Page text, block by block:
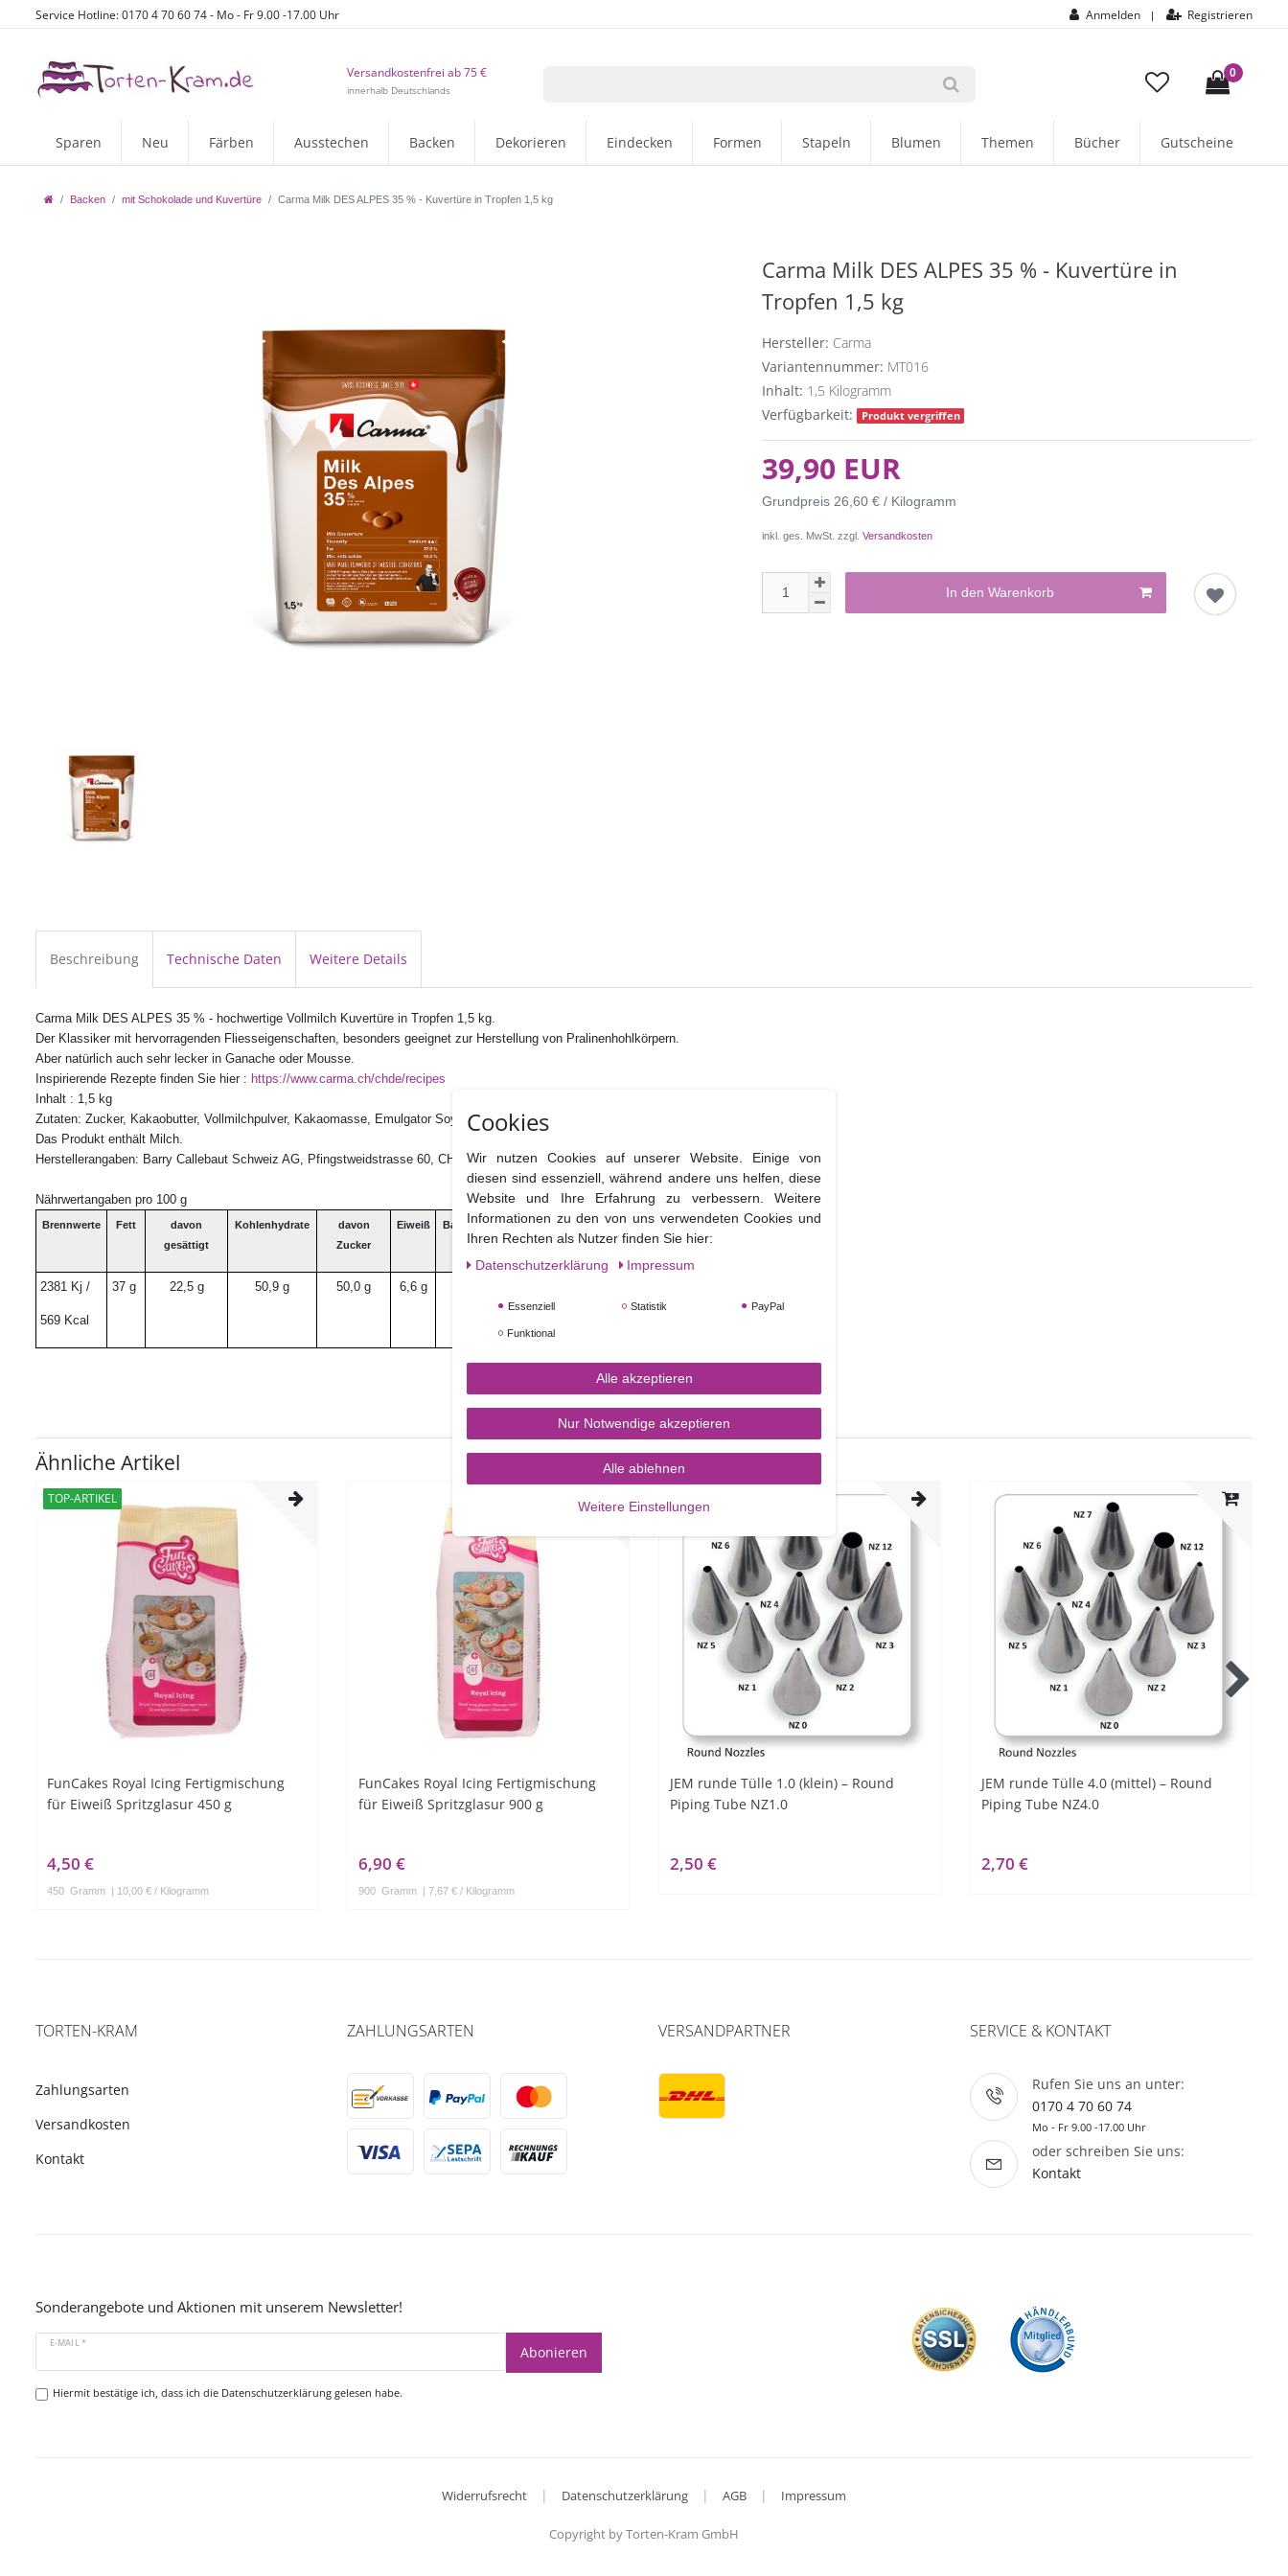
Service Hotline: 0170 4 70 60 74 - Mo - Fr 9.00 -17.00 Uhr Anmelden | Registrieren
Versandkostenfrei ab 75 €
innerhalb Deutschlands
0
Sparen Neu Färben Ausstechen Backen Dekorieren Eindecken Formen Stapeln Blumen Themen Bücher Gutscheine
Backen mit Schokolade und Kuvertüre Carma Milk DES ALPES 35 % - Kuvertüre in Tropfen 1,5 kg
Carma Milk DES ALPES 35 % - Kuvertüre in
Tropfen 1,5 kg
Hersteller: Carma
Variantennummer: MT016
Inhalt: 1,5 Kilogramm
Verfügbarkeit:
Produkt vergriffen
39,90 EUR
Grundpreis 26,60 € / Kilogramm
inkl. ges. MwSt. zzgl.Versandkosten
In den Warenkorb
Beschreibung Technische Daten Weitere Details
Carma Milk DES ALPES 35 % - hochwertige Vollmilch Kuvertüre in Tropfen 1,5 kg.
Der Klassiker mit hervorragenden Fliesseigenschaften, besonders geeignet zur Herstellung von Pralinenhohlkörpern.
Aber natürlich auch sehr lecker in Ganache oder Mousse.
Inspirierende Rezepte finden Sie hier : https://www.carma.ch/chde/recipes
Inhalt : 1,5 kg
Zutaten: Zucker, Kakaobutter, Vollmilchpulver, Kakaomasse, Emulgator Soyalecithin, Natürliches Vanillearoma
Das Produkt enthält Milch.
Herstellerangaben: Barry Callebaut Schweiz AG, Pfingstweidstrasse 60, CH-8005 Zürich
Nährwertangaben pro 100 g
Brennwerte Fett
davon
gesättigt
Kohlenhydrate
davon
Zucker
Eiweiß Ballaststoffe Salz
2381 Kj /
569 Kcal
37 g 22,5 g 50,9 g 50,0 g 6,6 g
Ähnliche Artikel
TOP-ARTIKEL
FunCakes Royal Icing Fertigmischung
für Eiweiß Spritzglasur 450 g
4,50 €
450 Gramm | 10,00 € / Kilogramm
FunCakes Royal Icing Fertigmischung
für Eiweiß Spritzglasur 900 g
6,90 €
900 Gramm | 7,67 € / Kilogramm
JEM runde Tülle 1.0 (klein) – Round
Piping Tube NZ1.0
2,50 €
JEM runde Tülle 4.0 (mittel) – Round
Piping Tube NZ4.0
2,70 €
TORTEN-KRAM
Zahlungsarten
Versandkosten
Kontakt
ZAHLUNGSARTEN VERSANDPARTNER SERVICE & KONTAKT
Rufen Sie uns an unter:
0170 4 70 60 74
Mo - Fr 9.00 -17.00 Uhr
oder schreiben Sie uns:
Kontakt
Sonderangebote und Aktionen mit unserem Newsletter!
E-MAIL *
Abonieren
Hiermit bestätige ich, dass ich die Datenschutzerklärunggelesen habe.
Widerrufsrecht | Datenschutzerklärung | AGB | Impressum
Copyright by Torten-Kram GmbH
Cookies
Wir nutzen Cookies auf unserer Website. Einige von
diesen sind essenziell, während andere uns helfen, diese
Website und Ihre Erfahrung zu verbessern. Weitere
Informationen zu den von uns verwendeten Cookies und
Ihren Rechten als Nutzer finden Sie hier:
Daten­schutz­erklärung
Impressum
Essenziell Statistik PayPal
Funktional
Alle akzeptieren
Nur Notwendige akzeptieren
Alle ablehnen
Weitere Einstellungen